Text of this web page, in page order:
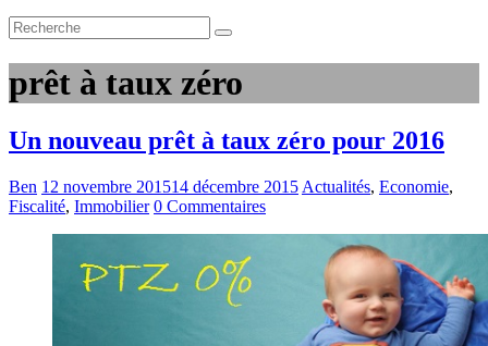
prêt à taux zéro
Un nouveau prêt à taux zéro pour 2016
Ben 12 novembre 201514 décembre 2015 Actualités, Economie,
Fiscalité, Immobilier 0 Commentaires